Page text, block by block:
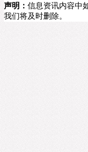
声明： 信息资讯内容中
我们将及时删除。